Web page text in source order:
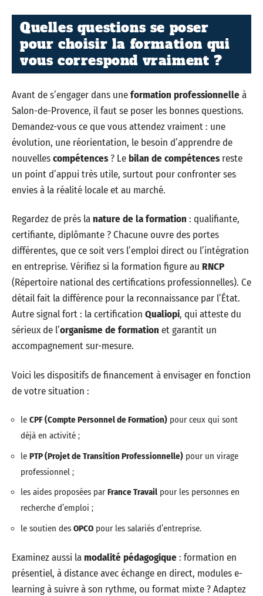
Quelles questions se poser
pour choisir la formation qui
vous correspond vraiment ?
Avant de s’engager dans uneformation professionnelleà
Salon-de-Provence, il faut se poser les bonnes questions.
Demandez-vous ce que vous attendez vraiment : une
évolution, une réorientation, le besoin d’apprendre de
nouvellescompétences? Lebilan de compétencesreste
un point d’appui très utile, surtout pour confronter ses
envies à la réalité locale et au marché.
Regardez de près lanature de la formation : qualifiante,
certifiante, diplômante ? Chacune ouvre des portes
différentes, que ce soit vers l’emploi direct ou l’intégration
en entreprise. Vérifiez si la formation figure au RNCP
(Répertoire national des certifications professionnelles). Ce
détail fait la différence pour la reconnaissance par l’État.
Autre signal fort : la certification Qualiopi, qui atteste du
sérieux de l’organisme de formation et garantit un
accompagnement sur-mesure.
Voici les dispositifs de financement à envisager en fonction
de votre situation :
le CPF (Compte Personnel de Formation) pour ceux qui sont
déjà en activité ;
le PTP (Projet de Transition Professionnelle) pour un virage
professionnel ;
les aides proposées par France Travail pour les personnes en
recherche d’emploi ;
le soutien des OPCO pour les salariés d’entreprise.
Examinez aussi lamodalité pédagogique: formation en
présentiel, à distance avec échange en direct, modules e-
learning à suivre à son rythme, ou format mixte ? Adaptez